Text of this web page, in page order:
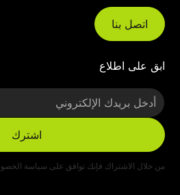
اتصل بنا
ابق على اطلاع
من خلال الاشتراك فإنك توافق علىسياسة الخصوصية